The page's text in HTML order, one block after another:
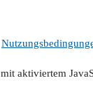
aktiviertem